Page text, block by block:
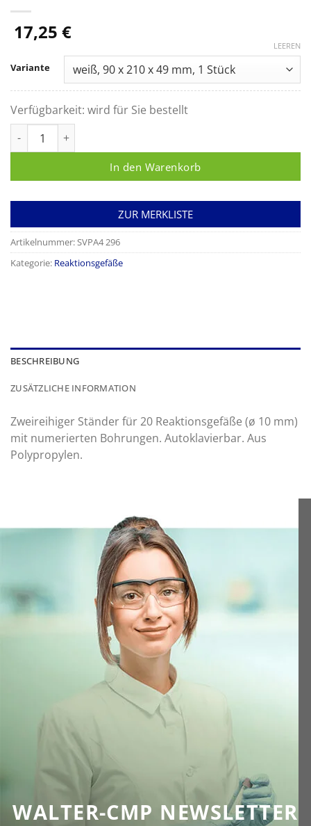
17,25 €
Variante
LEEREN
Verfügbarkeit: wird für Sie bestellt
In den Warenkorb
ZUR MERKLISTE
Artikelnummer:SVPA4 296
Kategorie: Reaktionsgefäße
BESCHREIBUNG
ZUSÄTZLICHE INFORMATION
Zweireihiger Ständer für 20 Reaktionsgefäße (ø 10 mm)
mit numerierten Bohrungen. Autoklavierbar. Aus
Polypropylen.
WALTER-CMP NEWSLETTER